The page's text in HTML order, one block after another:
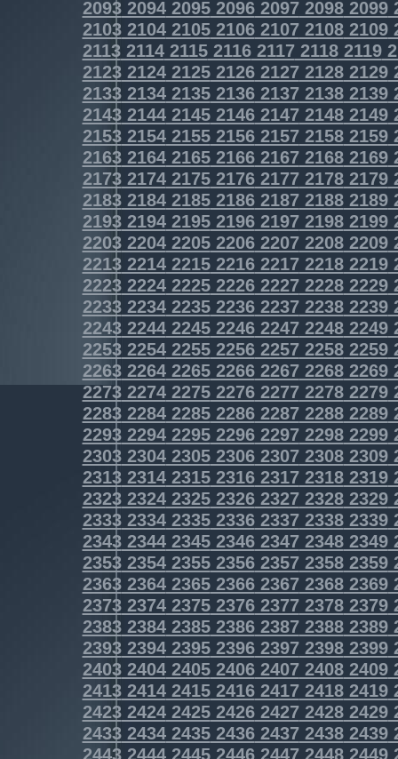
2093209420952096209720982099
2103210421052106210721082109
2113211421152116211721182119
2123212421252126212721282129
2133213421352136213721382139
2143214421452146214721482149
2153215421552156215721582159
2163216421652166216721682169
2173217421752176217721782179
2183218421852186218721882189
2193219421952196219721982199
2203220422052206220722082209
2213221422152216221722182219
2223222422252226222722282229
2233223422352236223722382239
2243224422452246224722482249
2253225422552256225722582259
2263226422652266226722682269
2273227422752276227722782279
2283228422852286228722882289
2293229422952296229722982299
2303230423052306230723082309
2313231423152316231723182319
2323232423252326232723282329
2333233423352336233723382339
2343234423452346234723482349
2353235423552356235723582359
2363236423652366236723682369
2373237423752376237723782379
2383238423852386238723882389
2393239423952396239723982399
2403240424052406240724082409
2413241424152416241724182419
2423242424252426242724282429
2433243424352436243724382439
2443244424452446244724482449